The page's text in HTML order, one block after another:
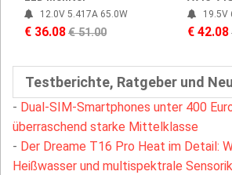
12.0V 5.417A 65.0W
€ 36.08€ 51.00
19.5V
€ 42.08
Testberichte, Ratgeber und
- Dual-SIM-Smartphones unter 400
überraschend starke Mittelklasse
- Der Dreame T16 Pro Heat im Detail:
Heißwasser und multispektrale